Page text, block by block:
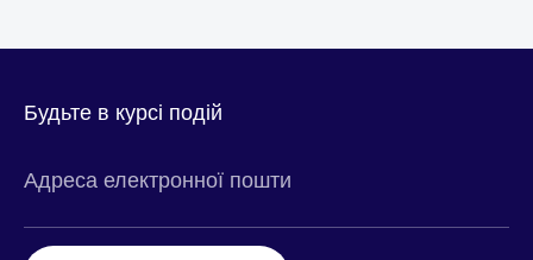
Будьте в курсі подій
Адреса електронної пошти